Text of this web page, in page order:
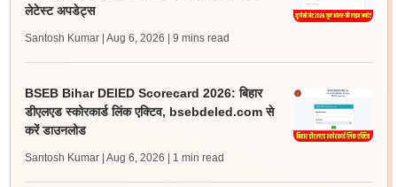
लेटेस्ट अपडेट्स
Santosh Kumar | Aug 6, 2026 | 9 mins read
BSEB Bihar DElED Scorecard 2026: बिहार
डीएलएड स्कोरकार्ड लिंक एक्टिव, bsebdeled.com से
करें डाउनलोड
Santosh Kumar | Aug 6, 2026 | 1 min read